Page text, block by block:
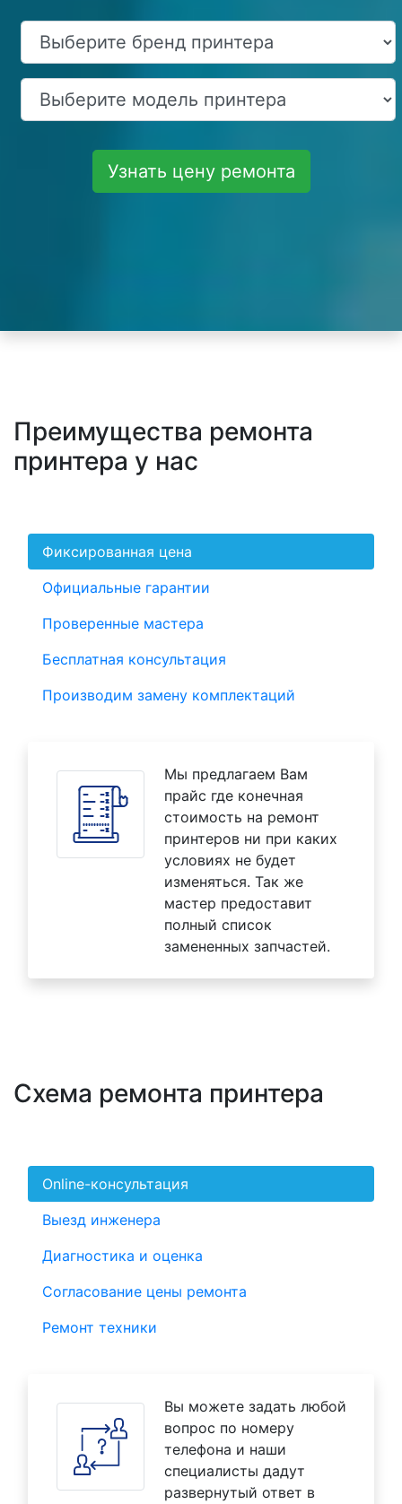
Узнать цену ремонта
Преимущества ремонта
принтера у нас
Фиксированная цена
Официальные гарантии
Проверенные мастера
Бесплатная консультация
Производим замену комплектаций
Мы предлагаем Вам
прайс где конечная
стоимость на ремонт
принтеров ни при каких
условиях не будет
изменяться. Так же
мастер предоставит
полный список
замененных запчастей.
Схема ремонта принтера
Online-консультация
Выезд инженера
Диагностика и оценка
Согласование цены ремонта
Ремонт техники
Вы можете задать любой
вопрос по номеру
телефона и наши
специалисты дадут
развернутый ответ в